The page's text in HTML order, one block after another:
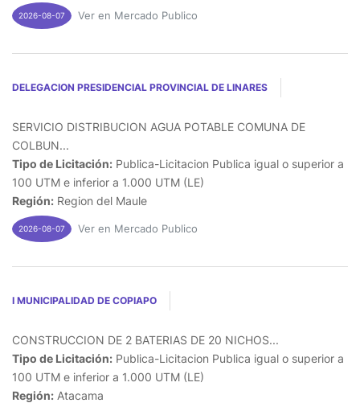
2026-08-07 Ver en Mercado Publico
DELEGACION PRESIDENCIAL PROVINCIAL DE LINARES
SERVICIO DISTRIBUCION AGUA POTABLE COMUNA DE
COLBUN...
Tipo de Licitación: Publica-Licitacion Publica igual o superior a
100 UTM e inferior a 1.000 UTM (LE)
Región: Region del Maule
2026-08-07 Ver en Mercado Publico
I MUNICIPALIDAD DE COPIAPO
CONSTRUCCION DE 2 BATERIAS DE 20 NICHOS...
Tipo de Licitación: Publica-Licitacion Publica igual o superior a
100 UTM e inferior a 1.000 UTM (LE)
Región: Atacama